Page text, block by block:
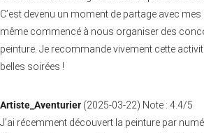
C’est devenu un moment de partage avec
même commencé à nous organiser des
peinture. Je recommande vivement cette
belles soirées !
Artiste_Aventurier (2025-03-22) Note : 4.4/5
J’ai récemment découvert la peinture par